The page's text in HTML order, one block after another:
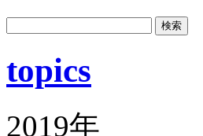
topics
2019年